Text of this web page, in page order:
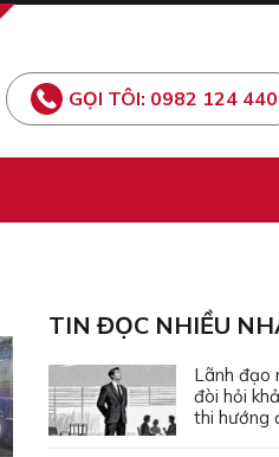
GỌI TÔI: 0982 124 440
TIN ĐỌC NHIỀU
Lãnh đạo
đòi hỏi
thi hướng